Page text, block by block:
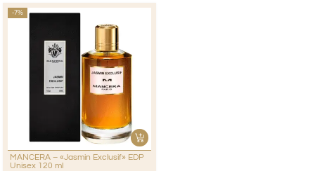
-7%
MANCERA – «Jasmin Exclusif» EDP
Unisex 120 ml